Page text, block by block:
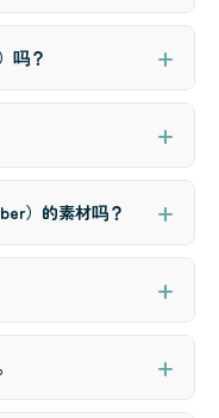
吗？
）的素材吗？